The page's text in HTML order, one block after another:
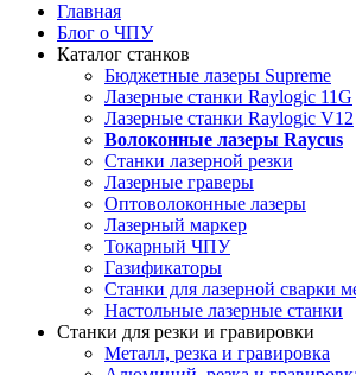
Главная
Блог о ЧПУ
Каталог станков
Бюджетные лазеры Supreme
Лазерные станки Raylogic 11G
Лазерные станки Raylogic V12
Волоконные лазеры Raycus
Станки лазерной резки
Лазерные граверы
Оптоволоконные лазеры
Лазерный маркер
Токарный ЧПУ
Газификаторы
Cтанки для лазерной сварки
Настольные лазерные станки
Станки для резки и гравировки
Металл, резка и гравировка